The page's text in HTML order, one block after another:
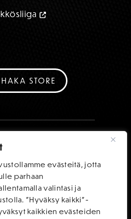
evästeitä, jotta
parhaan
valintasi ja
"Hyväksy kaikki"-
kaikkien evästeiden
STORE